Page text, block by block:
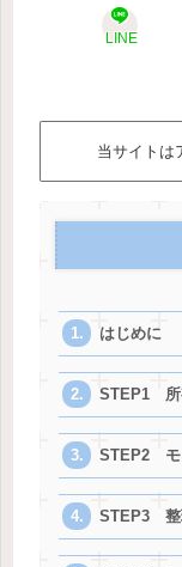
LINE
当サイトは
はじめに
STEP1 所
STEP2 モ
STEP3 整